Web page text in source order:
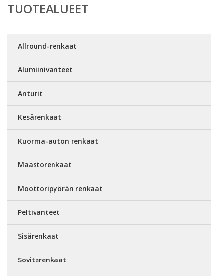
TUOTEALUEET
Allround-renkaat
Alumiinivanteet
Anturit
Kesärenkaat
Kuorma-auton renkaat
Maastorenkaat
Moottoripyörän renkaat
Peltivanteet
Sisärenkaat
Soviterenkaat